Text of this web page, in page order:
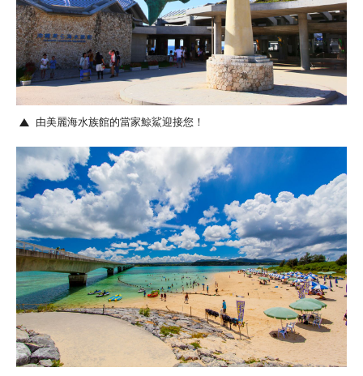
由美麗海水族館的當家鯨鯊迎接您！